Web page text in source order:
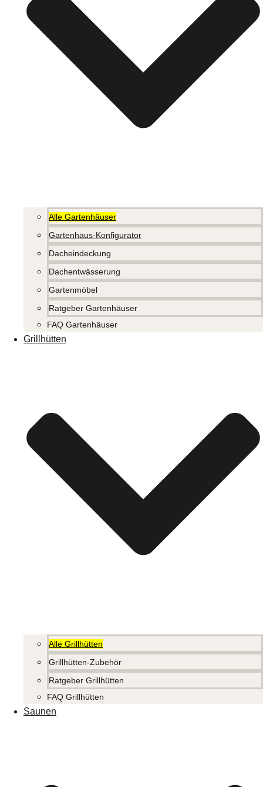
Alle Gartenhäuser
Gartenhaus-Konfigurator
Dacheindeckung
Dachentwässerung
Gartenmöbel
Ratgeber Gartenhäuser
FAQ Gartenhäuser
Grillhütten
Alle Grillhütten
Grillhütten-Zubehör
Ratgeber Grillhütten
FAQ Grillhütten
Saunen